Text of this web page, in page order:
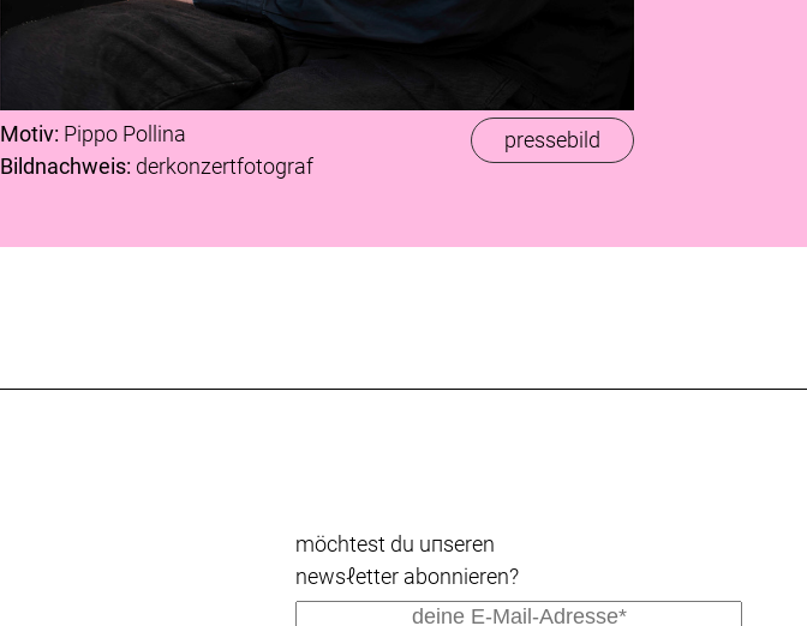
pressebild
Motiv: Pippo Pollina
Bildnachweis: derkonzertfotograf
möchtest du uпseren
newsℓetter abonnieren?